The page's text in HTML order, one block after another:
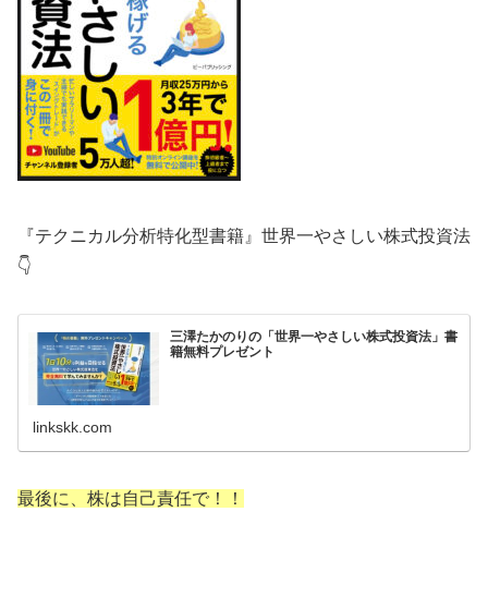
『テクニカル分析特化型書籍』世界一やさしい株式投資法
👇
三澤たかのりの「世界一やさしい株式投資法」書
籍無料プレゼント
linkskk.com
最後に、株は自己責任で！！